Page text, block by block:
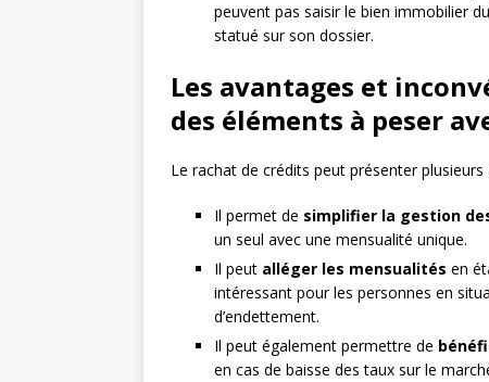
peuvent pas saisir le bien immobilier
statué sur son dossier.
Les avantages et
des éléments à peser
Le rachat de crédits peut présenter
Il permet de simplifier la gestion
un seul avec une mensualité unique.
Il peut alléger les mensualités en
intéressant pour les personnes en
d’endettement.
Il peut également permettre de
en cas de baisse des taux sur le